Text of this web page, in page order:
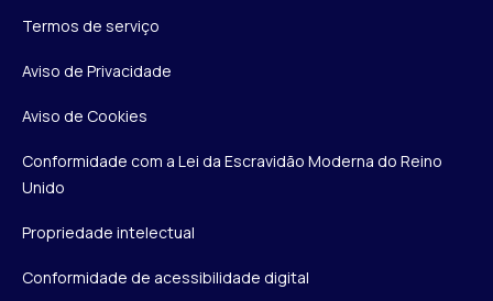
Termos de serviço
Aviso de Privacidade
Aviso de Cookies
Conformidade com a Lei da Escravidão Moderna do Reino
Unido
Propriedade intelectual
Conformidade de acessibilidade digital